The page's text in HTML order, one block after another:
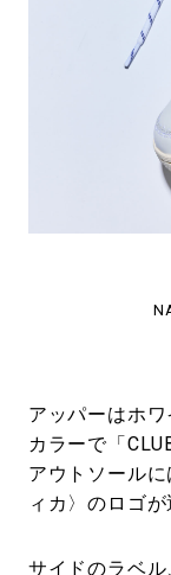
アッパーはホ
カラーで「
アウトソール
ィカ〉のロゴ
サイドのラベ